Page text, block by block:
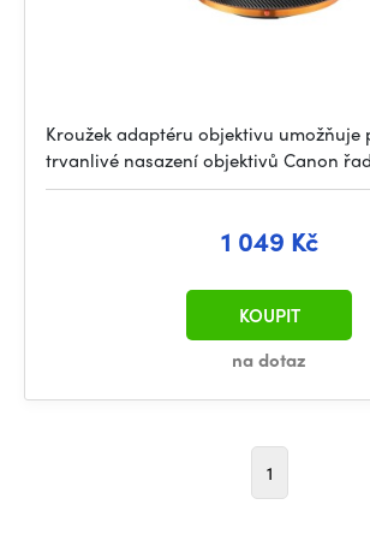
Kroužek adaptéru objektivu umožňuje
trvanlivé nasazení objektivů Canon
1 049 Kč
na dotaz
KOUPIT
1